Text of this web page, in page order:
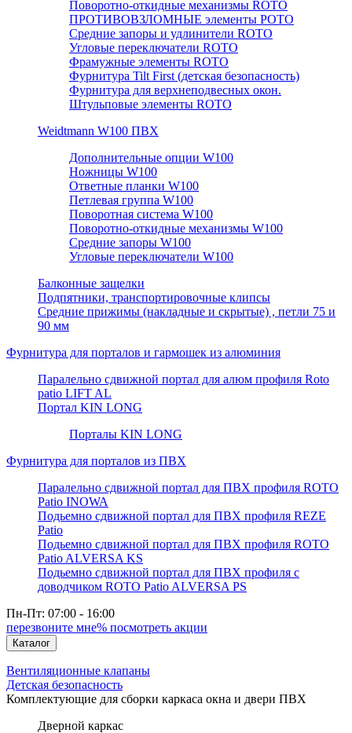
Поворотно-откидные механизмы ROTO
ПРОТИВОВЗЛОМНЫЕ элементы РОТО
Средние запоры и удлинители ROTO
Угловые переключатели ROTO
Фрамужные элементы ROTO
Фурнитура Tilt First (детская безопасность)
Фурнитура для верхнеподвесных окон.
Штульповые элементы ROTO
Weidtmann W100 ПВХ
Дополнительные опции W100
Ножницы W100
Ответные планки W100
Петлевая группа W100
Поворотная система W100
Поворотно-откидные механизмы W100
Средние запоры W100
Угловые переключатели W100
Балконные защелки
Подпятники, транспортировочные клипсы
Средние прижимы (накладные и скрытые) , петли 75 и
90 мм
Фурнитура для порталов и гармошек из алюминия
Паралельно сдвижной портал для алюм профиля Roto
patio LIFT AL
Портал KIN LONG
Порталы KIN LONG
Фурнитура для порталов из ПВХ
Паралельно сдвижной портал для ПВХ профиля ROTO
Patio INOWA
Подьемно сдвижной портал для ПВХ профиля REZE
Patio
Подьемно сдвижной портал для ПВХ профиля ROTO
Patio ALVERSA KS
Подьемно сдвижной портал для ПВХ профиля с
доводчиком ROTO Patio ALVERSA PS
Пн-Пт: 07:00 - 16:00
перезвоните мне% посмотреть акции
Каталог
Вентиляционные клапаны
Детская безопасность
Комплектующие для сборки каркаса окна и двери ПВХ
Дверной каркас